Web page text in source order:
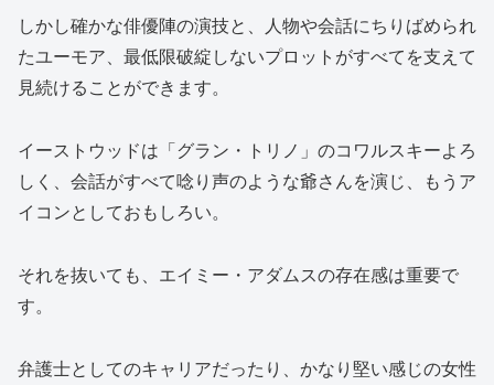
しかし確かな俳優陣の演技と、人物や会話にちりばめられ
たユーモア、最低限破綻しないプロットがすべてを支えて
見続けることができます。
イーストウッドは「グラン・トリノ」のコワルスキーよろ
しく、会話がすべて唸り声のような爺さんを演じ、もうア
イコンとしておもしろい。
それを抜いても、エイミー・アダムスの存在感は重要で
す。
弁護士としてのキャリアだったり、かなり堅い感じの女性